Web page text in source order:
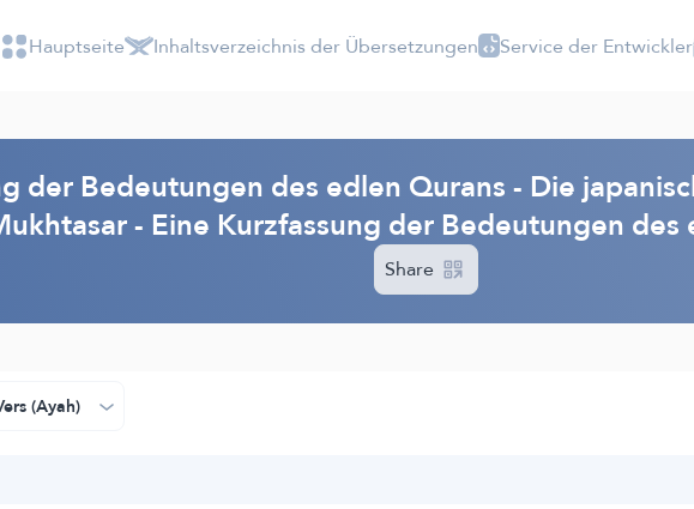
Hauptseite Inhaltsverzeichnis der Übersetzungen Service der Entwickler
der Bedeutungen des edlen Qurans - Die
- Eine Kurzfassung der Bedeutungen des
Share
(Ayah)